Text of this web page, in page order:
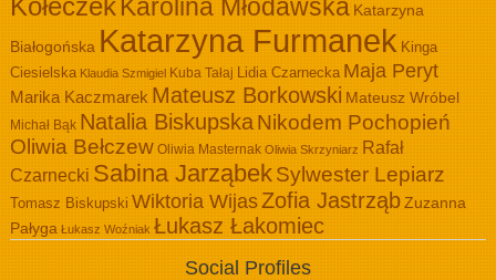
KołeczekKarolina Młodawska Katarzyna
Białogońska Katarzyna Furmanek Kinga
Ciesielska Klaudia Szmigiel Kuba Tałaj Lidia Czarnecka Maja Peryt
Marika Kaczmarek Mateusz Borkowski Mateusz Wróbel
Michał Bąk Natalia BiskupskaNikodem Pochopień
Oliwia Bełczew Oliwia Masternak Oliwia Skrzyniarz Rafał
Czarnecki Sabina JarząbekSylwester Lepiarz
Tomasz Biskupski Wiktoria WijasZofia JastrząbZuzanna
Pałyga Łukasz Woźniak Łukasz Łakomiec
Social Profiles